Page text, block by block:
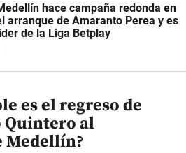
hace campaña redonda en
arranque de Amaranto Perea y es
de la Liga Betplay
es el regreso de
Quintero al
Medellín?